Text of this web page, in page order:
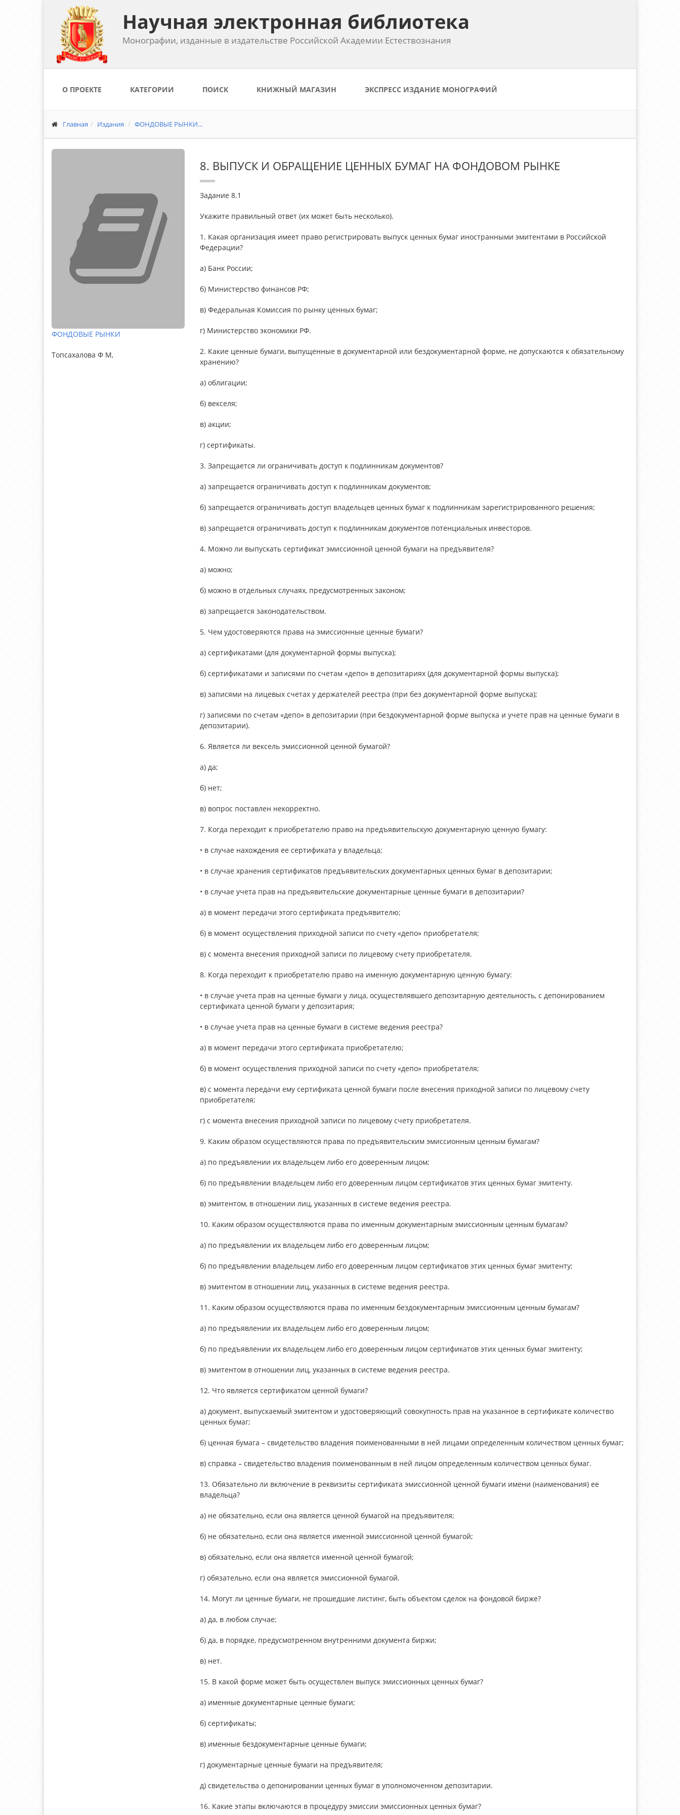
Научная электронная библиотека
Монографии, изданные в издательстве Российской Академии Естествознания
О ПРОЕКТЕ КАТЕГОРИИ ПОИСК КНИЖНЫЙ МАГАЗИН ЭКСПРЕСС ИЗДАНИЕ МОНОГРАФИЙ
Главная Издания ФОНДОВЫЕ РЫНКИ...
ФОНДОВЫЕ РЫНКИ
Топсахалова Ф М,
8. ВЫПУСК И ОБРАЩЕНИЕ ЦЕННЫХ БУМАГ НА ФОНДОВОМ РЫНКЕ
Задание 8.1
Укажите правильный ответ (их может быть несколько).
1. Какая организация имеет право регистрировать выпуск ценных бумаг иностранными эмитентами в Российской
Федерации?
а) Банк России;
б) Министерство финансов РФ;
в) Федеральная Комиссия по рынку ценных бумаг;
г) Министерство экономики РФ.
2. Какие ценные бумаги, выпущенные в документарной или бездокументарной форме, не допускаются к обязательному
хранению?
а) облигации;
б) векселя;
в) акции;
г) сертификаты.
3. Запрещается ли ограничивать доступ к подлинникам документов?
а) запрещается ограничивать доступ к подлинникам документов;
б) запрещается ограничивать доступ владельцев ценных бумаг к подлинникам зарегистрированного решения;
в) запрещается ограничивать доступ к подлинникам документов потенциальных инвесторов.
4. Можно ли выпускать сертификат эмиссионной ценной бумаги на предъявителя?
а) можно;
б) можно в отдельных случаях, предусмотренных законом;
в) запрещается законодательством.
5. Чем удостоверяются права на эмиссионные ценные бумаги?
а) сертификатами (для документарной формы выпуска);
б) сертификатами и записями по счетам «депо» в депозитариях (для документарной формы выпуска);
в) записями на лицевых счетах у держателей реестра (при без документарной форме выпуска);
г) записями по счетам «депо» в депозитарии (при бездокументарной форме выпуска и учете прав на ценные бумаги в
депозитарии).
6. Является ли вексель эмиссионной ценной бумагой?
а) да;
б) нет;
в) вопрос поставлен некорректно.
7. Когда переходит к приобретателю право на предъявительскую документарную ценную бумагу:
• в случае нахождения ее сертификата у владельца;
• в случае хранения сертификатов предъявительских документарных ценных бумаг в депозитарии;
• в случае учета прав на предъявительские документарные ценные бумаги в депозитарии?
а) в момент передачи этого сертификата предъявителю;
б) в момент осуществления приходной записи по счету «депо» приобретателя;
в) с момента внесения приходной записи по лицевому счету приобретателя.
8. Когда переходит к приобретателю право на именную документарную ценную бумагу:
• в случае учета прав на ценные бумаги у лица, осуществлявшего депозитарную деятельность, с депонированием
сертификата ценной бумаги у депозитария;
• в случае учета прав на ценные бумаги в системе ведения реестра?
а) в момент передачи этого сертификата приобретателю;
б) в момент осуществления приходной записи по счету «депо» приобретателя;
в) с момента передачи ему сертификата ценной бумаги после внесения приходной записи по лицевому счету
приобретателя;
г) с момента внесения приходной записи по лицевому счету приобретателя.
9. Каким образом осуществляются права по предъявительским эмиссионным ценным бумагам?
а) по предъявлении их владельцем либо его доверенным лицом;
б) по предъявлении владельцем либо его доверенным лицом сертификатов этих ценных бумаг эмитенту.
в) эмитентом, в отношении лиц, указанных в системе ведения реестра.
10. Каким образом осуществляются права по именным документарным эмиссионным ценным бумагам?
а) по предъявлении их владельцем либо его доверенным лицом;
б) по предъявлении владельцем либо его доверенным лицом сертификатов этих ценных бумаг эмитенту;
в) эмитентом в отношении лиц, указанных в системе ведения реестра.
11. Каким образом осуществляются права по именным бездокументарным эмиссионным ценным бумагам?
а) по предъявлении их владельцем либо его доверенным лицом;
б) по предъявлении их владельцем либо его доверенным лицом сертификатов этих ценных бумаг эмитенту;
в) эмитентом в отношении лиц, указанных в системе ведения реестра.
12. Что является сертификатом ценной бумаги?
а) документ, выпускаемый эмитентом и удостоверяющий совокупность прав на указанное в сертификате количество
ценных бумаг;
б) ценная бумага – свидетельство владения поименованными в ней лицами определенным количеством ценных бумаг;
в) справка – свидетельство владения поименованным в ней лицом определенным количеством ценных бумаг.
13. Обязательно ли включение в реквизиты сертификата эмиссионной ценной бумаги имени (наименования) ее
владельца?
а) не обязательно, если она является ценной бумагой на предъявителя;
б) не обязательно, если она является именной эмиссионной ценной бумагой;
в) обязательно, если она является именной ценной бумагой;
г) обязательно, если она является эмиссионной бумагой.
14. Могут ли ценные бумаги, не прошедшие листинг, быть объектом сделок на фондовой бирже?
а) да, в любом случае;
б) да, в порядке, предусмотренном внутренними документа биржи;
в) нет.
15. В какой форме может быть осуществлен выпуск эмиссионных ценных бумаг?
а) именные документарные ценные бумаги;
б) сертификаты;
в) именные бездокументарные ценные бумаги;
г) документарные ценные бумаги на предъявителя;
д) свидетельства о депонировании ценных бумаг в уполномоченном депозитарии.
16. Какие этапы включаются в процедуру эмиссии эмиссионных ценных бумаг?